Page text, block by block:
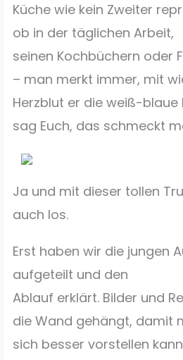
Küche wie kein Zweiter
ob in der täglichen Arbeit,
seinen Kochbüchern oder
– man merkt immer, mit
Herzblut er die weiß-blaue
sag Euch, das schmeckt
Ja und mit dieser tollen
auch los.
Erst haben wir die jungen
aufgeteilt und den
Ablauf erklärt. Bilder und
die Wand gehängt, damit
sich besser vorstellen